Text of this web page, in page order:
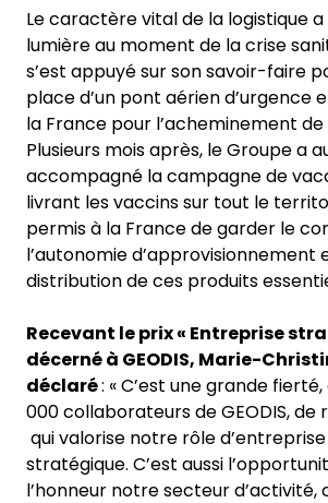
Le caractère vital de la logistique
lumière au moment de la crise
s’est appuyé sur son savoir-faire
place d’un pont aérien d’urgence
la France pour l’acheminement de
Plusieurs mois après, le Groupe a
accompagné la campagne de
livrant les vaccins sur tout le
permis à la France de garder le
l’autonomie d’approvisionnement
distribution de ces produits
Recevant le prix « Entreprise
décerné à GEODIS, Marie-
déclaré: « C’est une grande
000 collaborateurs de GEODIS, de
qui valorise notre rôle d’entreprise
stratégique. C’est aussi
l’honneur notre secteur d’activité,